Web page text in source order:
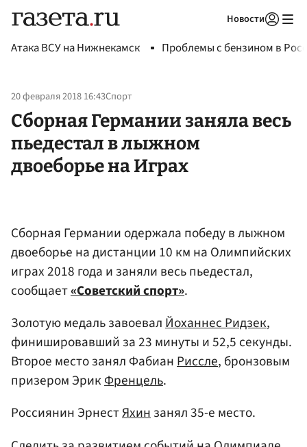
Новости
Атака ВСУ на Нижнекамск Проблемы с бензином в
20 февраля 2018 16:43Спорт
Сборная Германии заняла весь
пьедестал в лыжном
двоеборье на Играх
Сборная Германии одержала победу в лыжном
двоеборье на дистанции 10 км на Олимпийских
играх 2018 года и заняли весь пьедестал,
сообщает«Советский спорт».
Золотую медаль завоевалЙоханнес Ридзек,
финишировавший за 23 минуты и 52,5 секунды.
Второе место занял ФабианРиссле, бронзовым
призером ЭрикФренцель.
Россиянин ЭрнестЯхинзанял 35-е место.